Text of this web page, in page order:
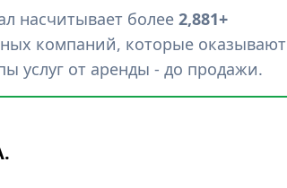
насчитывает более 2,881+
компаний, которые оказывают
услуг от аренды - до продажи.